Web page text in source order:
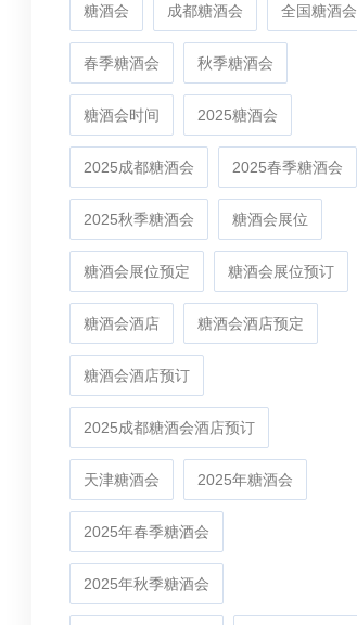
糖酒会 成都糖酒会 全国糖酒会
春季糖酒会 秋季糖酒会
糖酒会时间 2025糖酒会
2025成都糖酒会 2025春季糖酒会
2025秋季糖酒会 糖酒会展位
糖酒会展位预定 糖酒会展位预订
糖酒会酒店 糖酒会酒店预定
糖酒会酒店预订
2025成都糖酒会酒店预订
天津糖酒会 2025年糖酒会
2025年春季糖酒会
2025年秋季糖酒会